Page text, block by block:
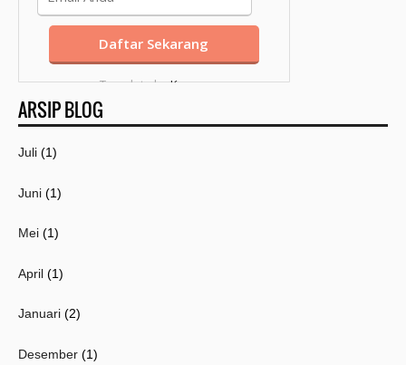
Template byKang
Mousir
ARSIP BLOG
Juli (1)
Juni (1)
Mei (1)
April (1)
Januari (2)
Desember (1)